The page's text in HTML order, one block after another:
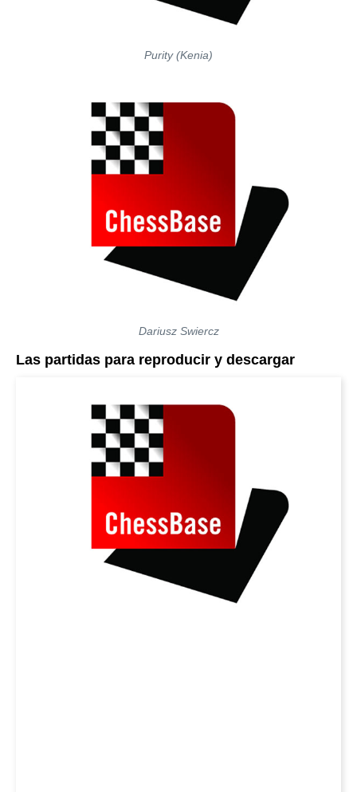
Purity (Kenia)
Dariusz Swiercz
Las partidas para reproducir y descargar